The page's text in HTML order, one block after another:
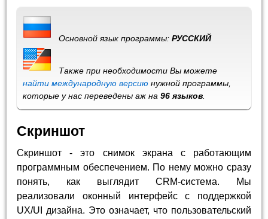
Основной язык программы:РУССКИЙ
Также при необходимости Вы можете
найти международную версию нужной программы,
которые у нас переведены аж на96 языков
Скриншот
Скриншот - это снимок экрана с работающим
программным обеспечением. По нему можно сразу
понять, как выглядит CRM-система. Мы
реализовали оконный интерфейс с поддержкой
UX/UI дизайна. Это означает, что пользовательский